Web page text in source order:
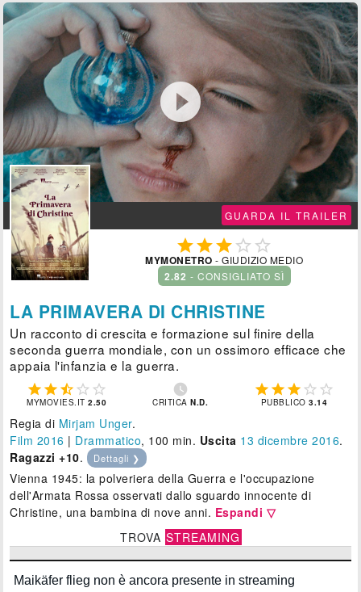

GUARDA IL TRAILER
  
MYMONETRO - GIUDIZIO MEDIO
2.82 - CONSIGLIATO SÌ
LA PRIMAVERA DI CHRISTINE
Un racconto di crescita e formazione sul finire della
seconda guerra mondiale, con un ossimoro efficace che
appaia l'infanzia e la guerra.
    
MYMOVIES.IT2.50

CRITICAN.D.
    
PUBBLICO3.14
Regia di Mirjam Unger.
Film 2016 | Drammatico, 100 min. Uscita 13 dicembre 2016.
Ragazzi +10. Dettagli ❯
Vienna 1945: la polveriera della Guerra e l'occupazione
dell'Armata Rossa osservati dallo sguardo innocente di
Christine, una bambina di nove anni. Espandi ▽
TROVA STREAMING